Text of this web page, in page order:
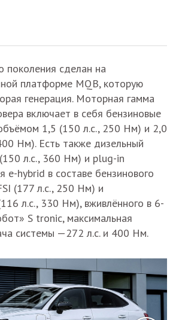
поколения сделан на
платформе MQB, которую
генерация. Моторная гамма
включает в себя бензиновые
1,5 (150 л.с., 250 Нм) и 2,0
Нм). Есть также дизельный
л.с., 360 Нм) и plug-in
e-hybrid в составе бензинового
(177 л.с., 250 Нм) и
л.с., 330 Нм), вживлённого в 6-
S tronic, максимальная
системы —272 л.с. и 400 Нм.